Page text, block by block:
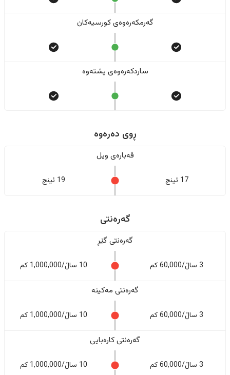
گەرمکەرەوەی کورسیەکان
ساردکەرەوەی پشتەوە
ڕوی دەرەوە
قەبارەی ویل
17 ئینج 19 ئینج
گەرەنتی
گەرەنتی گێڕ
3 ساڵ/60,000 کم 10 ساڵ/1,000,000 کم
گەرەنتی مەکینە
3 ساڵ/60,000 کم 10 ساڵ/1,000,000 کم
گەرەنتی کارەبایی
3 ساڵ/60,000 کم 10 ساڵ/1,000,000 کم